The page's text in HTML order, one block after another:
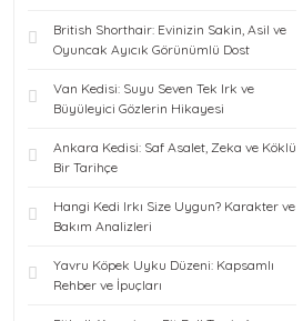
British Shorthair: Evinizin Sakin, Asil ve
Oyuncak Ayıcık Görünümlü Dost
Van Kedisi: Suyu Seven Tek Irk ve
Büyüleyici Gözlerin Hikayesi
Ankara Kedisi: Saf Asalet, Zeka ve Köklü
Bir Tarihçe
Hangi Kedi Irkı Size Uygun? Karakter ve
Bakım Analizleri
Yavru Köpek Uyku Düzeni: Kapsamlı
Rehber ve İpuçları